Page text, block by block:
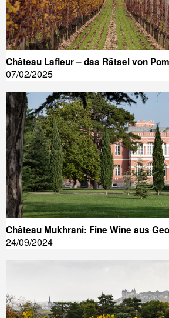
Château Lafleur – das Rätsel von
07/02/2025
Château Mukhrani: Fine Wine aus
24/09/2024